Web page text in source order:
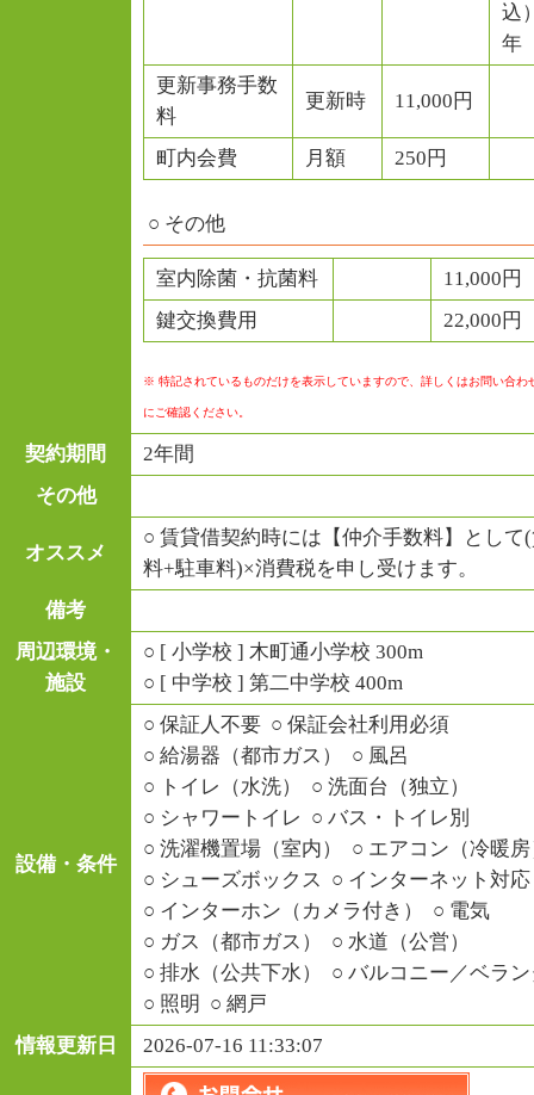
込
年
更新事務手数
料
更新時 11,000円
町内会費 月額 250円
○ その他
室内除菌・抗菌料
11,000円
鍵交換費用
22,000円
※ 特記されているものだけを表示していますので、詳しくはお問い合わ
にご確認ください。
契約期間
2年間
その他
オススメ
○ 賃貸借契約時には【仲介手数料】として
料+駐車料)×消費税を申し受けます。
備考
周辺環境・
施設
○ [ 小学校 ] 木町通小学校 300m
○ [ 中学校 ] 第二中学校 400m
設備・条件
○ 保証人不要 ○ 保証会社利用必須
○ 給湯器（都市ガス）
○ 風呂
○ トイレ（水洗）
○ 洗面台（独立）
○ シャワートイレ ○ バス・トイレ別
○ 洗濯機置場（室内）
○ エアコン（冷暖
○ シューズボックス ○ インターネット対応
○ インターホン（カメラ付き）
○ 電気
○ ガス（都市ガス）
○ 水道（公営）
○ 排水（公共下水）
○ バルコニー／ベラ
○ 照明 ○ 網戸
情報更新日
2026-07-16 11:33:07